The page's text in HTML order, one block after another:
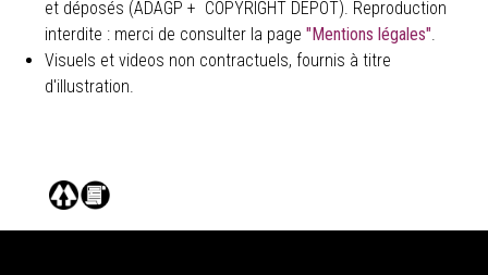
et déposés (ADAGP + COPYRIGHT DÉPÔT). Reproduction
interdite : merci de consulter la page "Mentions légales".
Visuels et videos non contractuels, fournis à titre
d'illustration.